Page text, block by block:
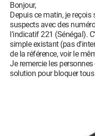
Bonjour,
Depuis ce matin, je
suspects avec des
l'indicatif 221 (Sénégal).
simple existant (pas
de la référence, voir le
Je remercie les
solution pour bloquer